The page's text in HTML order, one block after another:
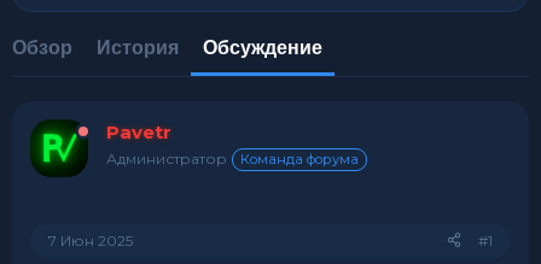
Обзор История Обсуждение
Pavetr
Администратор Команда форума
7 Июн 2025 #1